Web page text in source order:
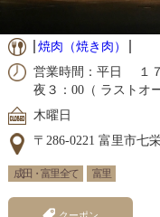
焼肉（焼き肉）
営業時間：平日 １７
夜３：00（ ラストオ
木曜日
〒286-0221 富里市七
成田・富里 全て 富里